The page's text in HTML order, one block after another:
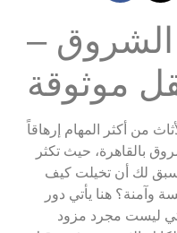
–
موثوقة
من أكثر المهام إرهاقاً
بالقاهرة، حيث تكثر
سبق لك أن تخيلت كيف
وآمنة؟ هنا يأتي دور
ليست مجرد مزود